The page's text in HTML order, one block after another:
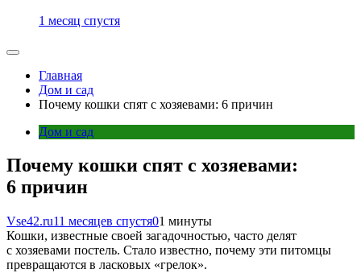
1 месяц спустя
Главная
Дом и сад
Почему кошки спят с хозяевами: 6 причин
Дом и сад
Почему кошки спят с хозяевами:
6 причин
Vse42.ru11 месяцев спустя01 минуты
Кошки, известные своей загадочностью, часто делят
с хозяевами постель. Стало известно, почему эти питомцы
превращаются в ласковых «грелок».